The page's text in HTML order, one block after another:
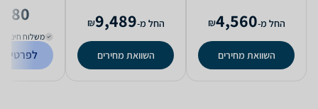
החל מ-4,560
₪
השוואת מחירים
החל מ-9,489
₪
השוואת מחירים
משלוח חינם
לפרטים